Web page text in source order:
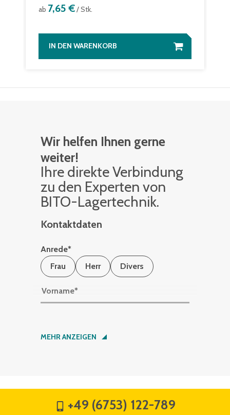
ab 7,65 €/ Stk.
IN DEN WARENKORB
Wir helfen Ihnen gerne
weiter!
Ihre di­rek­te Ver­bin­dung
zu den Ex­per­ten von
BITO-La­ger­tech­nik.
Kontaktdaten
Anrede*
Frau
Herr Divers
Vorname*
Nachname*
MEHR ANZEIGEN
+49 (6753) 122-789